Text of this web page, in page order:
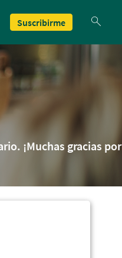
Suscribirme
¡Muchas gracias por